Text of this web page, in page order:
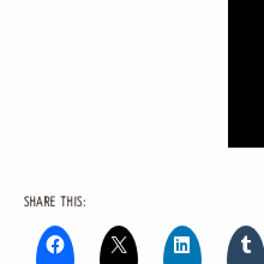
SHARE THIS: